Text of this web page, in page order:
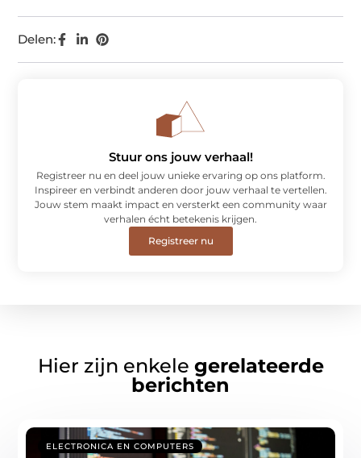
Delen:
Stuur ons jouw verhaal!
Registreer nu en deel jouw unieke ervaring op ons platform.
Inspireer en verbindt anderen door jouw verhaal te vertellen.
Jouw stem maakt impact en versterkt een community waar
verhalen écht betekenis krijgen.
Registreer nu
Hier zijn enkele gerelateerde
berichten
ELECTRONICA EN COMPUTERS